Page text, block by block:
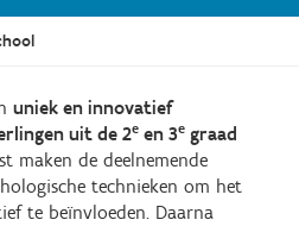
uniek en innovatief
uit de 2e en 3e graad
maken de deelnemende
technieken om het
te beïnvloeden. Daarna